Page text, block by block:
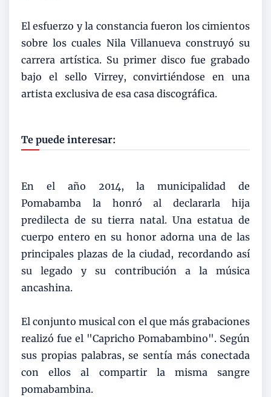
El esfuerzo y la constancia fueron los cimientos
sobre los cuales Nila Villanueva construyó su
carrera artística. Su primer disco fue grabado
bajo el sello Virrey, convirtiéndose en una
artista exclusiva de esa casa discográfica.
Te puede interesar:
En el año 2014, la municipalidad de
Pomabamba la honró al declararla hija
predilecta de su tierra natal. Una estatua de
cuerpo entero en su honor adorna una de las
principales plazas de la ciudad, recordando así
su legado y su contribución a la música
ancashina.
El conjunto musical con el que más grabaciones
realizó fue el "Capricho Pomabambino". Según
sus propias palabras, se sentía más conectada
con ellos al compartir la misma sangre
pomabambina.